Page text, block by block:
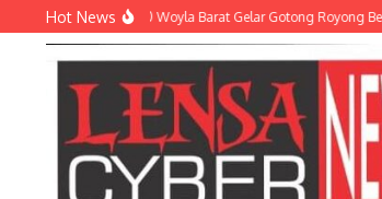
Lewati ke konten
Hot News
0105-10 Woyla Barat Gelar Gotong Royong Bersama